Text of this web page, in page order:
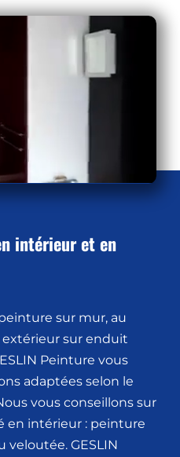
intérieur et en
sur mur, au
extérieur sur enduit
Peinture vous
adaptées selon le
vous conseillons sur
en intérieur : peinture
veloutée. GESLIN